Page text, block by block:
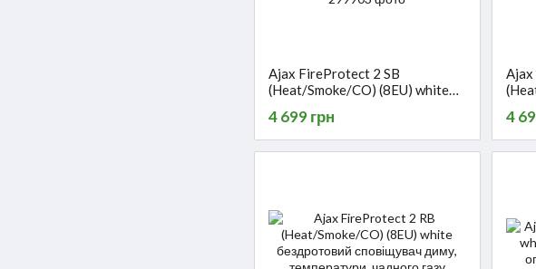
Ajax FireProtect 2 SB
(Heat/Smoke/CO) (8EU) white
температури, чадного газу
4 699 грн
Ajax
4